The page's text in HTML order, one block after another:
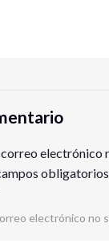
electrónico
electrónico no